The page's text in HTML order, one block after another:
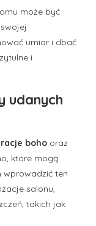
może być
umiar i dbać
i
udanych
boho oraz
które mogą
wprowadzić ten
salonu,
takich jak